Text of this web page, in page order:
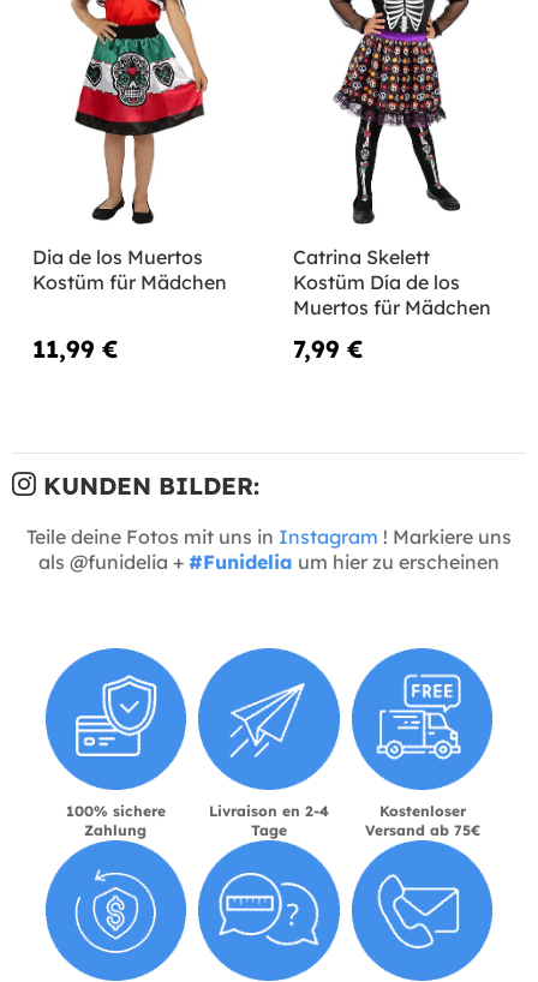
Dia de los Muertos
Kostüm für Mädchen
11,99 €
Catrina Skelett
Kostüm Día de los
Muertos für Mädchen
7,99 €
KUNDEN BILDER:
Teile deine Fotos mit uns in Instagram ! Markiere uns
als @funidelia + #Funidelia um hier zu erscheinen
100% sichere
Zahlung
Livraison en 2-4
Tage
Kostenloser
Versand ab 75€